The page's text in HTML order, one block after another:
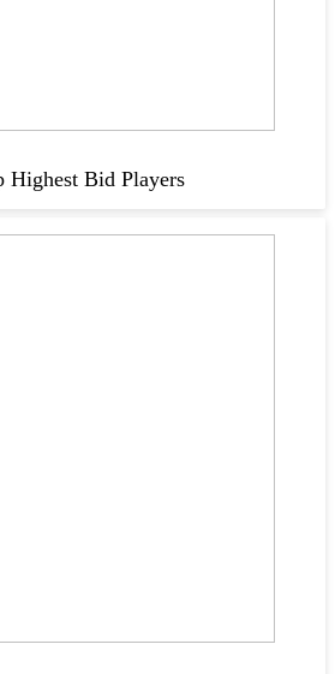
Highest Bid Players